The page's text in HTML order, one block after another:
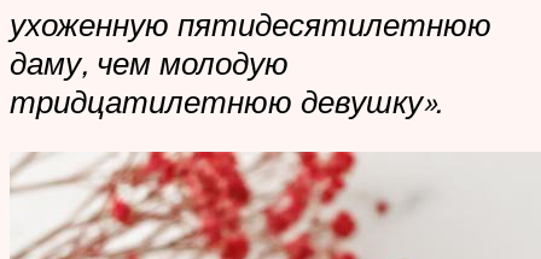
ухоженную пятидесятилетнюю
даму, чем молодую
тридцатилетнюю девушку».